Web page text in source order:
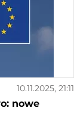
10.11.2025, 21:11
nowe